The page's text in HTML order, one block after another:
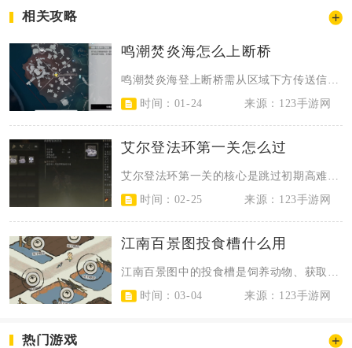
相关攻略
鸣潮焚炎海怎么上断桥
时间：01-24
来源：123手游网
艾尔登法环第一关怎么过
时间：02-25
来源：123手游网
江南百景图投食槽什么用
时间：03-04
来源：123手游网
热门游戏